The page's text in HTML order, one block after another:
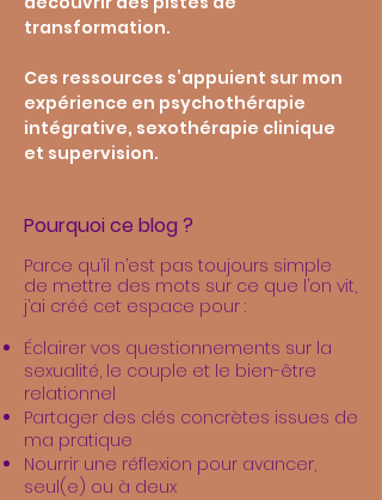
transformation.
Ces ressources s’appuient sur mon
expérience en psychothérapie
intégrative, sexothérapie clinique
et supervision.
Pourquoi ce blog ?
Parce qu’il n’est pas toujours simple
de mettre des mots sur ce que l’on vit,
j’ai créé cet espace pour :
Éclairer vos questionnements sur la
sexualité, le couple et le bien-être
relationnel
Partager des clés concrètes issues de
ma pratique
Nourrir une réflexion pour avancer,
seul(e) ou à deux